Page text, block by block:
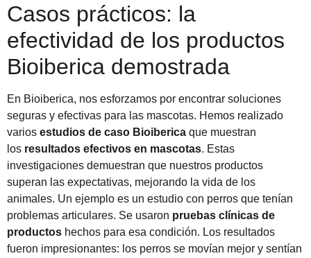
Casos prácticos: la
efectividad de los productos
Bioiberica demostrada
En Bioiberica, nos esforzamos por encontrar soluciones
seguras y efectivas para las mascotas. Hemos realizado
varios estudios de caso Bioiberica que muestran
los resultados efectivos en mascotas. Estas
investigaciones demuestran que nuestros productos
superan las expectativas, mejorando la vida de los
animales. Un ejemplo es un estudio con perros que tenían
problemas articulares. Se usaron pruebas clínicas de
productos hechos para esa condición. Los resultados
fueron impresionantes: los perros se movían mejor y sentían